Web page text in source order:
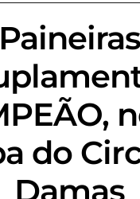
Paineiras
do
Damas